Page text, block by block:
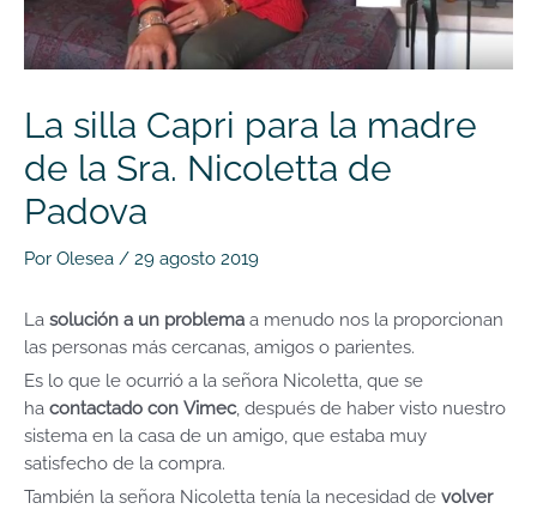
La silla Capri para la madre
de la Sra. Nicoletta de
Padova
Por Olesea / 29 agosto 2019
La solución a un problema a menudo nos la proporcionan
las personas más cercanas, amigos o parientes.
Es lo que le ocurrió a la señora Nicoletta, que se
ha contactado con Vimec, después de haber visto nuestro
sistema en la casa de un amigo, que estaba muy
satisfecho de la compra.
También la señora Nicoletta tenía la necesidad de volver